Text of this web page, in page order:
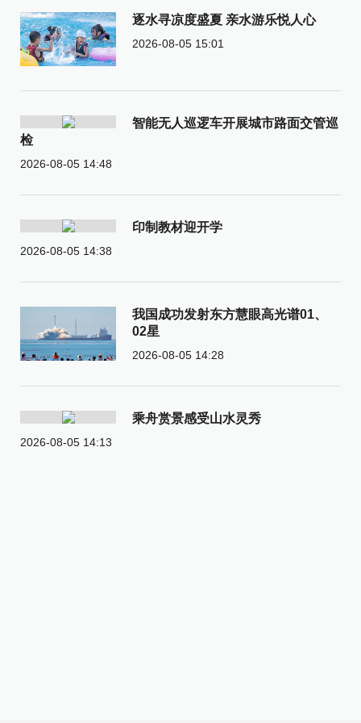
逐水寻凉度盛夏 亲水游乐悦人心
2026-08-05 15:01
智能无人巡逻车开展城市路面交管巡
检
2026-08-05 14:48
印制教材迎开学
2026-08-05 14:38
我国成功发射东方慧眼高光谱01、
02星
2026-08-05 14:28
乘舟赏景感受山水灵秀
2026-08-05 14:13